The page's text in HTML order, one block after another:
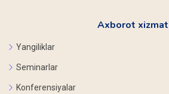
Axborot
Yangiliklar
Seminarlar
Konferensiyalar